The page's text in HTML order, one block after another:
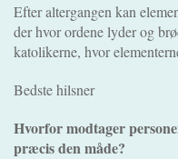
Efter altergangen kan
der hvor ordene lyder og
katolikerne, hvor
Bedste hilsner
Hvorfor modtager
præcis den måde?